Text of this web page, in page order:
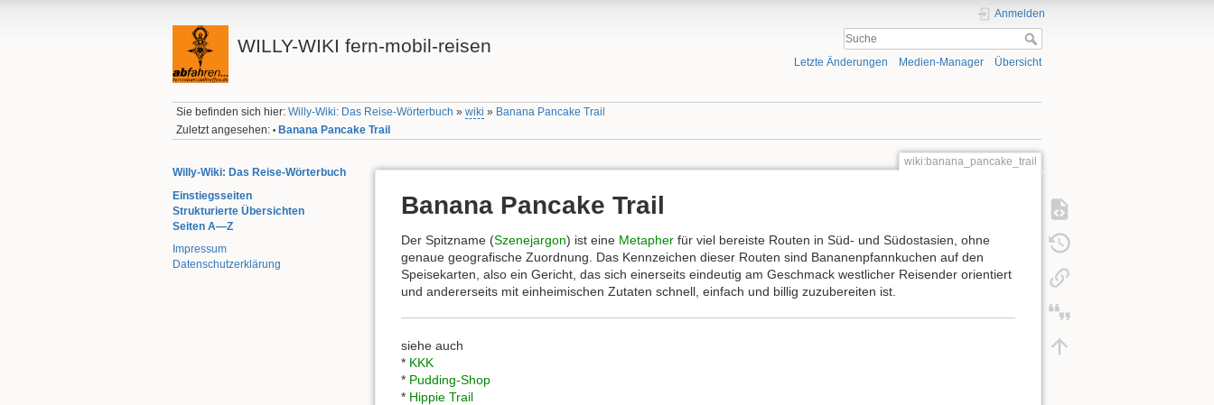
WILLY-WIKI fern-mobil-reisen
Anmelden
Letzte Änderungen Medien-Manager Übersicht
Sie befinden sich hier:Willy-Wiki: Das Reise-Wörterbuch »wiki » Banana Pancake Trail
Zuletzt angesehen: • Banana Pancake Trail
Willy-Wiki: Das Reise-Wörterbuch
Einstiegsseiten
Strukturierte Übersichten
Seiten A—Z
Impressum
Datenschutzerklärung
wiki:banana_pancake_trail
Banana Pancake Trail
Der Spitzname (Szenejargon) ist eine Metapher für viel bereiste Routen in Süd- und Südostasien, ohne
genaue geografische Zuordnung. Das Kennzeichen dieser Routen sind Bananenpfannkuchen auf den
Speisekarten, also ein Gericht, das sich einerseits eindeutig am Geschmack westlicher Reisender orientiert
und andererseits mit einheimischen Zutaten schnell, einfach und billig zuzubereiten ist.
siehe auch
* KKK
* Pudding-Shop
* Hippie Trail